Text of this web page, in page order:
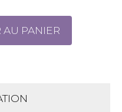
AU PANIER